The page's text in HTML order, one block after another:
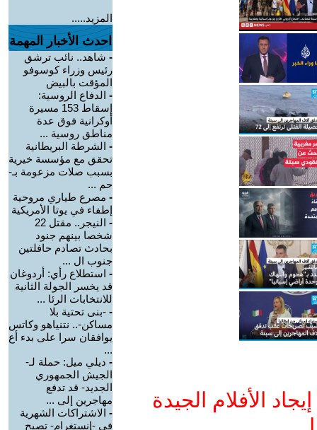
الأفلام الجيدة
المزيد.....
احدث الأخبار المهمة
- شاهد.. نائب ترشق
رئيس وزراء كوسوفو
المؤقت بالبيض
- الدفاع الروسية:
إسقاط 153 مسيرة
أوكرانية فوق عدة
مناطق روسية ...
- الشرطة البريطانية
تحقق مع مؤسسة خيرية
بسبب صلات مزعومة بـ-
حم ...
- مصرع طياري مروحية
إطفاء في يوتا الأمريكية
-
النيجر.. مقتل 22
شخصا بينهم جنود
بحادث تصادم حافلتين
جنوب ال ...
- استطلاع رأي: أردوغان
قد يخسر الجولة الثانية
للانتخابات الرئا ...
- -بنى تحتية بلا
مساكن-.. نتنياهو وكاتس
يوافقان سرا على بدء أع
...
- ديلي ميل: حملة لـ-
الجيش الجمهوري
الجديد- قد تدفع
مهاجرين إلى ...
- الاشتراكات الشهرية
في -إنستغرام- تصبح